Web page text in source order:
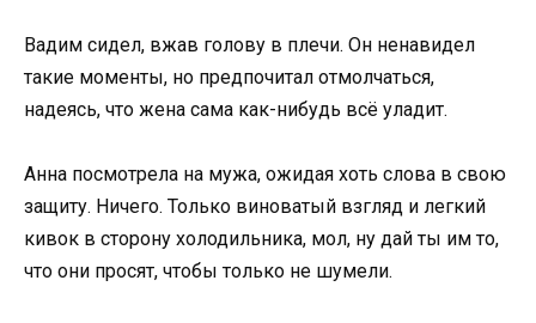
Вадим сидел, вжав голову в плечи. Он ненавидел
такие моменты, но предпочитал отмолчаться,
надеясь, что жена сама как-нибудь всё уладит.
Анна посмотрела на мужа, ожидая хоть слова в свою
защиту. Ничего. Только виноватый взгляд и легкий
кивок в сторону холодильника, мол, ну дай ты им то,
что они просят, чтобы только не шумели.